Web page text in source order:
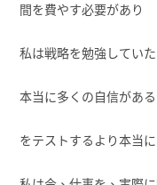
間を費やす必要があり
私は戦略を勉強してい
本当に多くの自信があ
をテストするより本当